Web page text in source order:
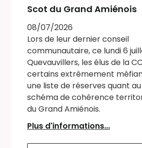
Scot du Grand Amiénois
08/07/2026
Lors de leur dernier conseil
communautaire, ce lundi 6
Quevauvillers, les élus de la
certains extrêmement
une liste de réserves quant
schéma de cohérence
du Grand Amiénois.
Plus d'informations...